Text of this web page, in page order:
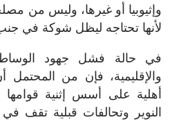
وإثيوبيا أو غيرها، وليس من
لأنها تحتاجه ليظل شوكة في
في حالة فشل جهود
والإقليمية، فإن من المحتمل
أهلية على أسس إثنية قوامها
النوير وتحالفات قبلية تقف